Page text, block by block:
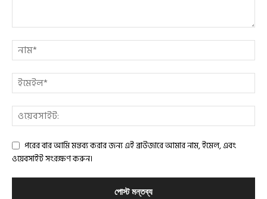
পরের বার আমি মন্তব্য করার জন্য এই ব্রাউজারে আমার নাম, ইমেল, এবং
ওয়েবসাইট সংরক্ষণ করুন।